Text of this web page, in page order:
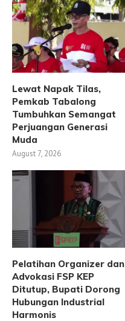
Lewat Napak Tilas,
Pemkab Tabalong
Tumbuhkan Semangat
Perjuangan Generasi
Muda
August 7, 2026
Pelatihan Organizer dan
Advokasi FSP KEP
Ditutup, Bupati Dorong
Hubungan Industrial
Harmonis